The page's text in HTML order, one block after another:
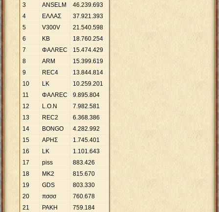
3
ANSELM 46.239.693
4
ΕΛΛΑΣ 37.921.393
5
V300V 21.540.598
6
KB 18.760.254
7
ΦAΛREC 15.474.429
8
ARM 15.399.619
9
REC4 13.844.814
10
LK 10.259.201
11
ΦΑΛREC 9.895.804
12
L.O.N 7.982.581
13
RΕC2 6.368.386
14
BONGO 4.282.992
15
ΑΡΗΣ 1.745.401
16
LΚ 1.101.643
17
piss 883.426
18
ΜΚ2 815.670
19
GDS 803.330
20
πσσσ 760.678
21
ΡΑΚΗ 759.184